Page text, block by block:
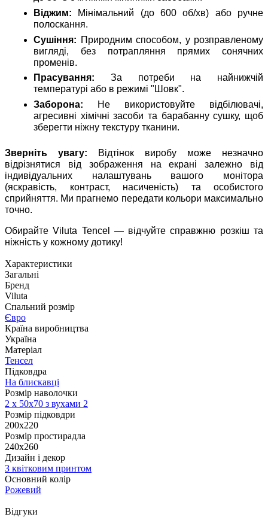
Віджим: Мінімальний (до 600 об/хв) або ручне
полоскання.
Сушіння: Природним способом, у розправленому
вигляді, без потрапляння прямих сонячних
променів.
Прасування: За потреби на найнижчій
температурі або в режимі "Шовк".
Заборона: Не використовуйте відбілювачі,
агресивні хімічні засоби та барабанну сушку, щоб
зберегти ніжну текстуру тканини.
Зверніть увагу: Відтінок виробу може незначно
відрізнятися від зображення на екрані залежно від
індивідуальних налаштувань вашого монітора
(яскравість, контраст, насиченість) та особистого
сприйняття. Ми прагнемо передати кольори максимально
точно.
Обирайте Viluta Tencel — відчуйте справжню розкіш та
ніжність у кожному дотику!
Характеристики
Загальні
Бренд
Viluta
Спальний розмір
Євро
Країна виробництва
Україна
Матеріал
Тенсел
Підковдра
На блискавці
Розмір наволочки
2 х 50х70 з вухами 2
Розмір підковдри
200х220
Розмір простирадла
240х260
Дизайн і декор
З квітковим принтом
Основний колір
Рожевий
Відгуки